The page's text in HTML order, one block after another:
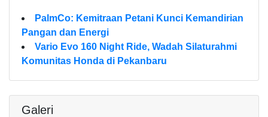
PalmCo: Kemitraan Petani Kunci Kemandirian
Pangan dan Energi
Vario Evo 160 Night Ride, Wadah Silaturahmi
Komunitas Honda di Pekanbaru
Galeri